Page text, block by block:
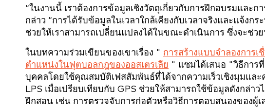
“ในงานนี้ เราต้องการข้อมูลเชิงวัตถุเกี่ยวกับการฝึกอบรมและ
กล่าว “การได้รับข้อมูลในเวลาใกล้เคียงกับเวลาจริงและแจ้ง
ช่วยให้เราสามารถเปลี่ยนแปลงได้ในขณะดำเนินการ ซึ่งจะช่ว
ในบทความร่วมเขียนของเขาเรื่อง " การสร้างแบบจำลองการ
ตำแหน่งในฟุตบอลกฎของออสเตรเลีย " แซมได้เสนอ "วิธีการ
บุคคลโดยใช้คุณสมบัติเฟสสัมพันธ์ที่ได้จากความเร็วเชิงมุมแล
LPS เมื่อเปรียบเทียบกับ GPS ช่วยให้สามารถใช้ข้อมูลดังกล่
ฝึกสอน เช่น การตรวจจับการก่อตัวหรือวิธีการตอบสนองของ